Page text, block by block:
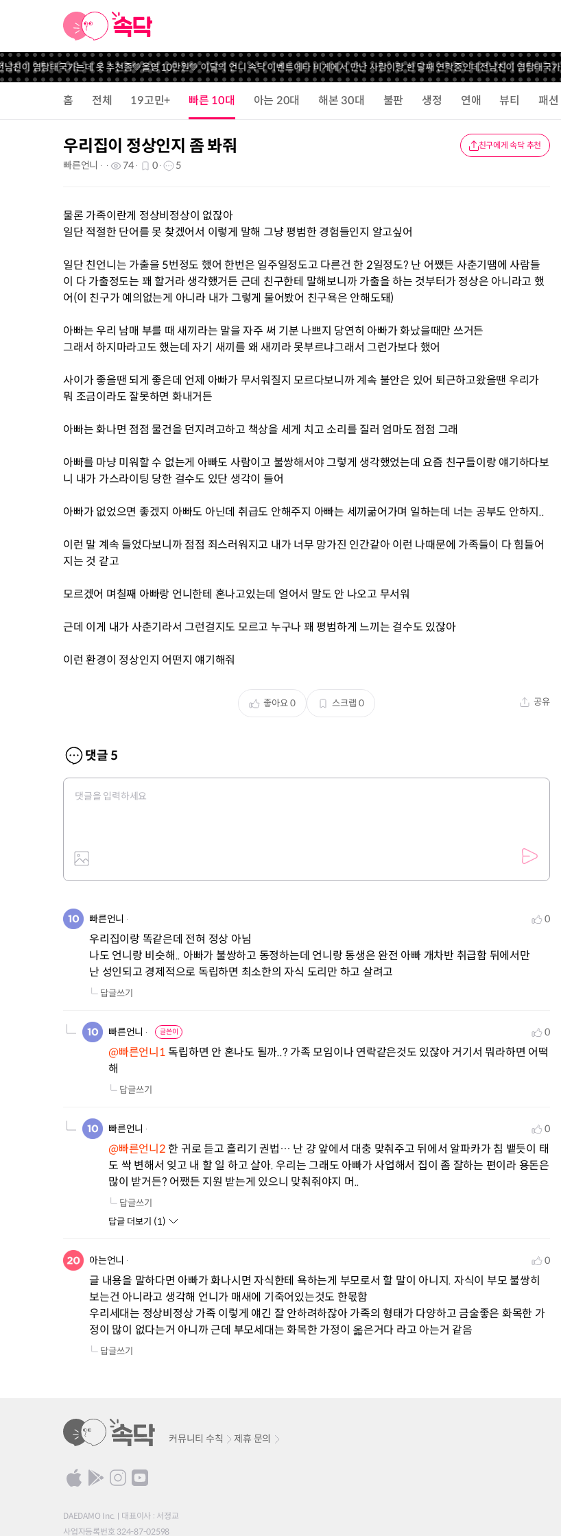
탐태국가는데 옷 추천좀💚올영 10만원💚 이달의 언니 속닥 이벤트에타 비게에서 만난 사람이랑 한 달째 연락중인데전남친이 염탐태국가는데 옷
홈 전체 19고민+ 빠른 10대 아는 20대 해본 30대 불판 생정 연애 뷰티 패션
우리집이 정상인지 좀 봐줘 친구에게 속닥 추천
빠른언니 74 0 5
물론 가족이란게 정상비정상이 없잖아
일단 적절한 단어를 못 찾겠어서 이렇게 말해 그냥 평범한 경험들인지 알고싶어
일단 친언니는 가출을 5번정도 했어 한번은 일주일정도고 다른건 한 2일정도? 난 어쨌든 사춘기땜에 사람들
이 다 가출정도는 꽤 할거라 생각했거든 근데 친구한테 말해보니까 가출을 하는 것부터가 정상은 아니라고 했
어(이 친구가 예의없는게 아니라 내가 그렇게 물어봤어 친구욕은 안해도돼)
아빠는 우리 남매 부를 때 새끼라는 말을 자주 써 기분 나쁘지 당연히 아빠가 화났을때만 쓰거든
그래서 하지마라고도 했는데 자기 새끼를 왜 새끼라 못부르냐그래서 그런가보다 했어
사이가 좋을땐 되게 좋은데 언제 아빠가 무서워질지 모르다보니까 계속 불안은 있어 퇴근하고왔을땐 우리가
뭐 조금이라도 잘못하면 화내거든
아빠는 화나면 점점 물건을 던지려고하고 책상을 세게 치고 소리를 질러 엄마도 점점 그래
아빠를 마냥 미워할 수 없는게 아빠도 사람이고 불쌍해서야 그렇게 생각했었는데 요즘 친구들이랑 얘기하다보
니 내가 가스라이팅 당한 걸수도 있단 생각이 들어
아빠가 없었으면 좋겠지 아빠도 아닌데 취급도 안해주지 아빠는 세끼굶어가며 일하는데 너는 공부도 안하지..
이런 말 계속 들었다보니까 점점 죄스러워지고 내가 너무 망가진 인간같아 이런 나때문에 가족들이 다 힘들어
지는 것 같고
모르겠어 며칠째 아빠랑 언니한테 혼나고있는데 얼어서 말도 안 나오고 무서워
근데 이게 내가 사춘기라서 그런걸지도 모르고 누구나 꽤 평범하게 느끼는 걸수도 있잖아
이런 환경이 정상인지 어떤지 얘기해줘
좋아요0 스크랩 0 공유
댓글 5
빠른언니 0
우리집이랑 똑같은데 전혀 정상 아님
나도 언니랑 비슷해.. 아빠가 불쌍하고 동정하는데 언니랑 동생은 완전 아빠 개차반 취급함 뒤에서만
난 성인되고 경제적으로 독립하면 최소한의 자식 도리만 하고 살려고
답글쓰기
빠른언니 글쓴이 0
@빠른언니1 독립하면 안 혼나도 될까..? 가족 모임이나 연락같은것도 있잖아 거기서 뭐라하면 어떡
해
답글쓰기
빠른언니 0
@빠른언니2 한 귀로 듣고 흘리기 권법… 난 걍 앞에서 대충 맞춰주고 뒤에서 알파카가 침 뱉듯이 태
도 싹 변해서 잊고 내 할 일 하고 살아. 우리는 그래도 아빠가 사업해서 집이 좀 잘하는 편이라 용돈은
많이 받거든? 어쨌든 지원 받는게 있으니 맞춰줘야지 머..
답글쓰기
답글 더보기 (1)
아는언니 0
글 내용을 말하다면 아빠가 화나시면 자식한테 욕하는게 부모로서 할 말이 아니지. 자식이 부모 불쌍히
보는건 아니라고 생각해 언니가 매새에 기죽어있는것도 한몫함
우리세대는 정상비정상 가족 이렇게 얘긴 잘 안하려하잖아 가족의 형태가 다양하고 금술좋은 화목한 가
정이 많이 없다는거 아니까 근데 부모세대는 화목한 가정이 옯은거다 라고 아는거 같음
답글쓰기
커뮤니티 수칙 제휴 문의
DAEDAMO Inc.
대표이사 : 서정교
사업자등록번호 324-87-02598